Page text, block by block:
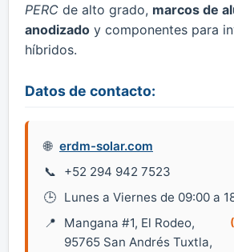
PERC de alto grado, marcos de
anodizado y componentes para
híbridos.
Datos de contacto:
erdm-solar.com
+52 294 942 7523
Lunes a Viernes de 09:00 a
Mangana #1, El Rodeo,
95765 San Andrés Tuxtla,